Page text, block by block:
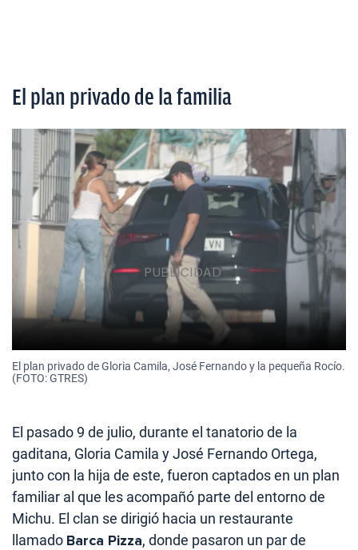
El plan privado de la familia
El plan privado de Gloria Camila, José Fernando y la pequeña Rocío.
(FOTO: GTRES)
El pasado 9 de julio, durante el tanatorio de la
gaditana, Gloria Camila y José Fernando Ortega,
junto con la hija de este, fueron captados en un plan
familiar al que les acompañó parte del entorno de
Michu. El clan se dirigió hacia un restaurante
llamado Barca Pizza, donde pasaron un par de